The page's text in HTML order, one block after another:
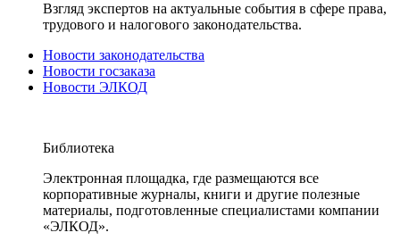
Взгляд экспертов на актуальные события в сфере права,
трудового и налогового законодательства.
Новости законодательства
Новости госзаказа
Новости ЭЛКОД
Библиотека
Электронная площадка, где размещаются все
корпоративные журналы, книги и другие полезные
материалы, подготовленные специалистами компании
«ЭЛКОД».